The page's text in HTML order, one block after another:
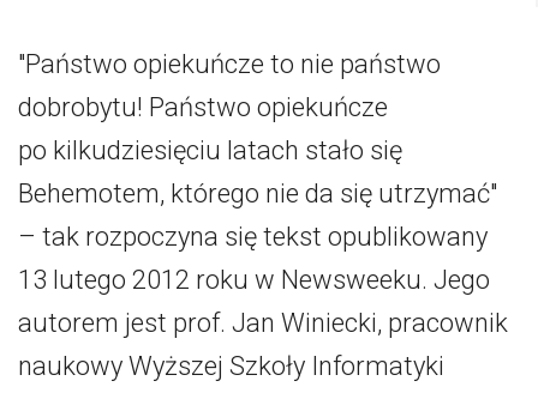
"Państwo opiekuńcze to nie państwo
dobrobytu! Państwo opiekuńcze
po kilkudziesięciu latach stało się
Behemotem, którego nie da się utrzymać"
– tak rozpoczyna się tekst opublikowany
13 lutego 2012 roku w Newsweeku. Jego
autorem jest prof. Jan Winiecki, pracownik
naukowy Wyższej Szkoły Informatyki